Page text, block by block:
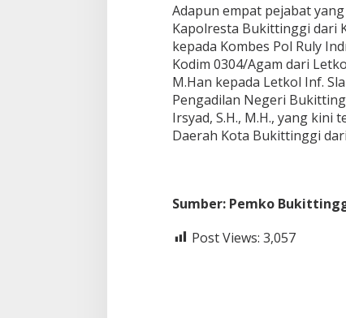
Adapun empat pejabat
Kapolresta Bukittinggi dari
kepada Kombes Pol Ruly
Kodim 0304/Agam dari
M.Han kepada Letkol Inf.
Pengadilan Negeri
Irsyad, S.H., M.H., yang
Daerah Kota Bukittinggi
Sumber: Pemko
Post Views: 3,057